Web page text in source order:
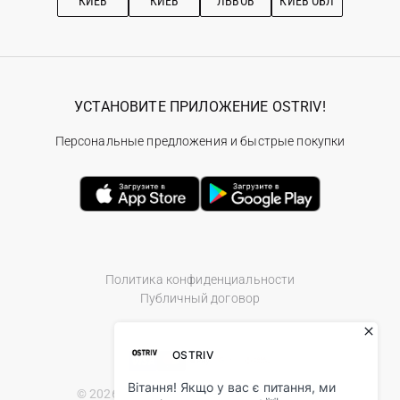
Политика конфиденциальности
Публичный договор
© 2026 Ostriv.ua Store. All Rights Reserved.
УСТАНОВИТЕ ПРИЛОЖЕНИЕ OSTRIV!
Персональные предложения и быстрые покупки